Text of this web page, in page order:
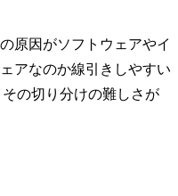
原因がソフトウェアやイ
アなのか線引きしやすい
の切り分けの難しさが